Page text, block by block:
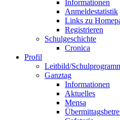
Informationen
Anmeldestatistik
Links zu
Registrieren
Schulgeschichte
Cronica
Profil
Leitbild/
Ganztag
Informationen
Aktuelles
Mensa